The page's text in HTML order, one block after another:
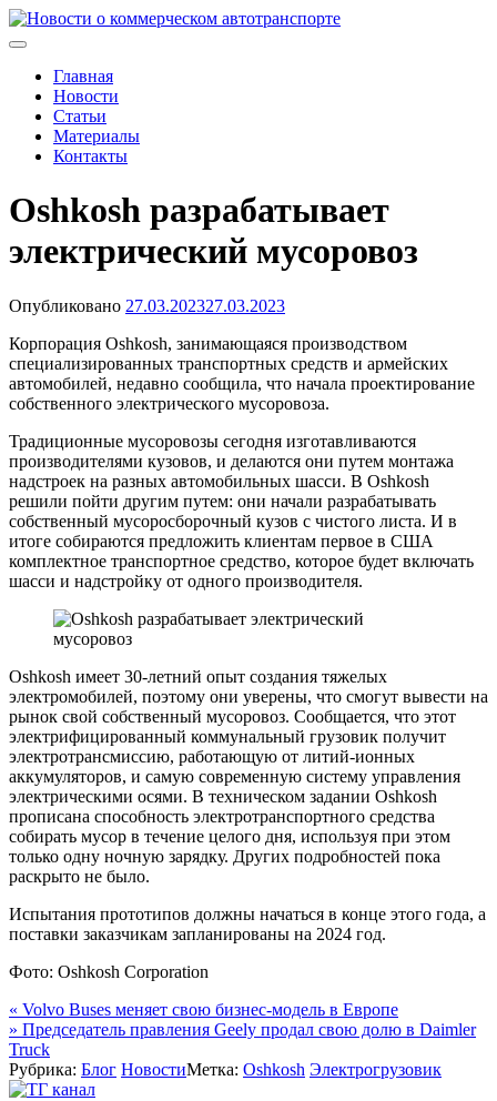
Skip
to
автомобилях и спецтехнике
Главная
Новости
Статьи
Материалы
Контакты
Oshkosh разрабатывает
электрический мусоровоз
Опубликовано 27.03.202327.03.2023
Корпорация Oshkosh, занимающаяся производством
специализированных транспортных средств и армейских
автомобилей, недавно сообщила, что начала проектирование
собственного электрического мусоровоза.
Традиционные мусоровозы сегодня изготавливаются
производителями кузовов, и делаются они путем монтажа
надстроек на разных автомобильных шасси. В Oshkosh
решили пойти другим путем: они начали разрабатывать
собственный мусоросборочный кузов с чистого листа. И в
итоге собираются предложить клиентам первое в США
комплектное транспортное средство, которое будет включать
шасси и надстройку от одного производителя.
Oshkosh имеет 30-летний опыт создания тяжелых
электромобилей, поэтому они уверены, что смогут вывести на
рынок свой собственный мусоровоз. Сообщается, что этот
электрифицированный коммунальный грузовик получит
электротрансмиссию, работающую от литий-ионных
аккумуляторов, и самую современную систему управления
электрическими осями. В техническом задании Oshkosh
прописана способность электротранспортного средства
собирать мусор в течение целого дня, используя при этом
только одну ночную зарядку. Других подробностей пока
раскрыто не было.
Испытания прототипов должны начаться в конце этого года, а
поставки заказчикам запланированы на 2024 год.
Фото: Oshkosh Corporation
Навигация
по
записям
« Volvo Buses меняет свою бизнес-модель в Европе
» Председатель правления Geely продал свою долю в Daimler
Truck
Рубрика: Блог НовостиМетка: Oshkosh Электрогрузовик